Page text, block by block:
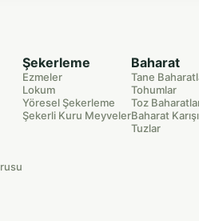
Şekerleme
Ezmeler
Lokum
Yöresel Şekerleme
Şekerli Kuru Meyveler
Baharat
Tane
Tohumlar
Toz
Baharat
Tuzlar